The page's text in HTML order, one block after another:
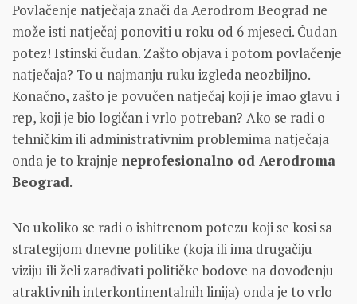
Povlačenje natječaja znači da Aerodrom Beograd ne
može isti natječaj ponoviti u roku od 6 mjeseci. Čudan
potez! Istinski čudan. Zašto objava i potom povlačenje
natječaja? To u najmanju ruku izgleda neozbiljno.
Konačno, zašto je povučen natječaj koji je imao glavu i
rep, koji je bio logičan i vrlo potreban? Ako se radi o
tehničkim ili administrativnim problemima natječaja
onda je to krajnje neprofesionalno od Aerodroma
Beograd.
No ukoliko se radi o ishitrenom potezu koji se kosi sa
strategijom dnevne politike (koja ili ima drugačiju
viziju ili želi zarađivati političke bodove na dovođenju
atraktivnih interkontinentalnih linija) onda je to vrlo